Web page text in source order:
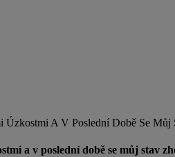
A V Poslední Době Se Můj
a v poslední době se můj stav